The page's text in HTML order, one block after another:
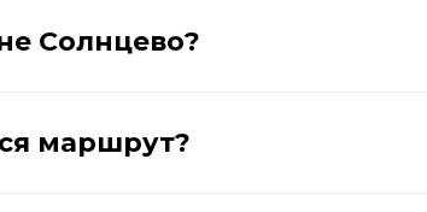
Солнцево?
маршрут?